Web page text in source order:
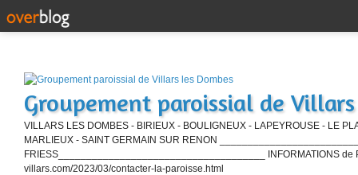
Groupement paroissial de
VILLARS LES DOMBES - BIRIEUX - BOULIGNEUX - LAPEYROUSE - LE
MARLIEUX - SAINT GERMAIN SUR RENON
FRIESS_____________________________________ INFORMATIONS de
villars.com/2023/03/contacter-la-paroisse.html